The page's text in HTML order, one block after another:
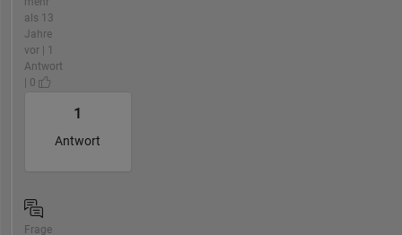
als 13
Jahre
vor | 1
Antwort
| 0
1
Antwort
Frage